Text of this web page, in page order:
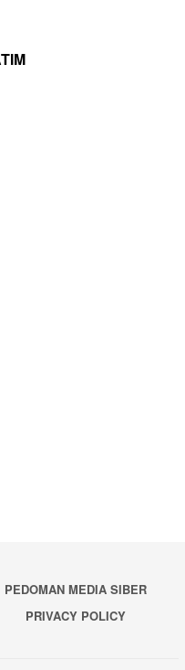
PEDOMAN MEDIA SIBER
PRIVACY POLICY